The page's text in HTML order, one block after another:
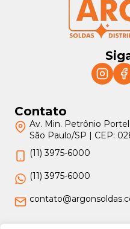
Contato
Av. Min. Petrônio
São Paulo/SP | CEP:
(11) 3975-6000
(11) 3975-6000